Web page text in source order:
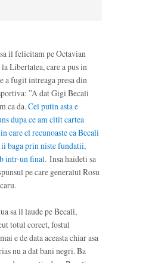
il felicitam pe Octavian
Libertatea, care a pus in
a fugit intreaga presa din
”A dat Gigi Becali
ca da.Cel putin asta e
dupa ce am citit cartea
care el recunoaste ca Becali
ii baga prin niste fundatii,
intr-un final. Insa haideti sa
pe care generalul Rosu
sa il laude pe Becali,
totul corect, fostul
e de data aceasta chiar asa
nu a dat bani negri. Ba